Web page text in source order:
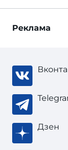
Реклама
Дзен